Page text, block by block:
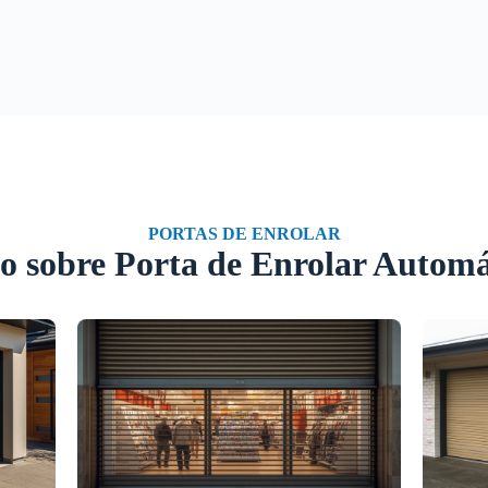
PORTAS DE ENROLAR
sobre Porta de Enrolar